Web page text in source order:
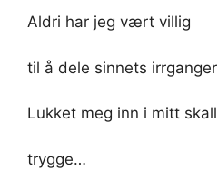
Aldri har jeg vært villig
til å dele sinnets irrganger
Lukket meg inn i mitt skall
trygge…